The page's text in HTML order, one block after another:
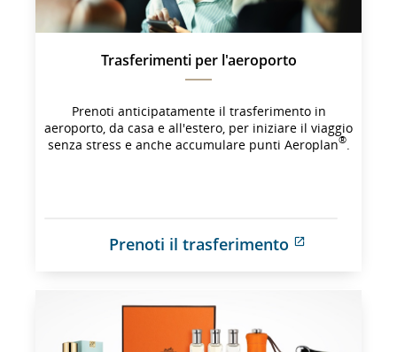
Trasferimenti per l'aeroporto
Prenoti anticipatamente il trasferimento in
aeroporto, da casa e all'estero, per iniziare il viaggio
senza stress e anche accumulare punti Aeroplan®.
Prenoti il trasferimento